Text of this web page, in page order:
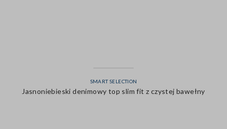
SMART SELECTION
Jasnoniebieski denimowy top slim fit z czystej bawełny